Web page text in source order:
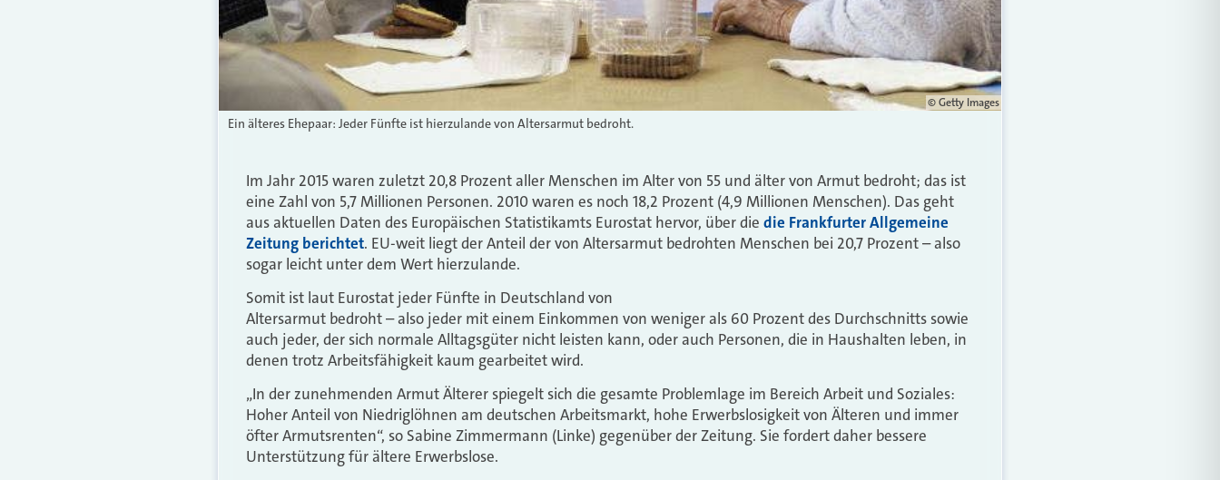
© Getty Images
Ein älteres Ehepaar: Jeder Fünfte ist hierzulande von Altersarmut bedroht.
Im Jahr 2015 waren zuletzt 20,8 Prozent aller Menschen im Alter von 55 und älter von Armut bedroht; das ist
eine Zahl von 5,7 Millionen Personen. 2010 waren es noch 18,2 Prozent (4,9 Millionen Menschen). Das geht
aus aktuellen Daten des Europäischen Statistikamts Eurostat hervor, über die die Frankfurter Allgemeine
Zeitung berichtet. EU-weit liegt der Anteil der von Altersarmut bedrohten Menschen bei 20,7 Prozent – also
sogar leicht unter dem Wert hierzulande.
Somit ist laut Eurostat jeder Fünfte in Deutschland von
Altersarmut bedroht – also jeder mit einem Einkommen von weniger als 60 Prozent des Durchschnitts sowie
auch jeder, der sich normale Alltagsgüter nicht leisten kann, oder auch Personen, die in Haushalten leben, in
denen trotz Arbeitsfähigkeit kaum gearbeitet wird.
„In der zunehmenden Armut Älterer spiegelt sich die gesamte Problemlage im Bereich Arbeit und Soziales:
Hoher Anteil von Niedriglöhnen am deutschen Arbeitsmarkt, hohe Erwerbslosigkeit von Älteren und immer
öfter Armutsrenten“, so Sabine Zimmermann (Linke) gegenüber der Zeitung. Sie fordert daher bessere
Unterstützung für ältere Erwerbslose.